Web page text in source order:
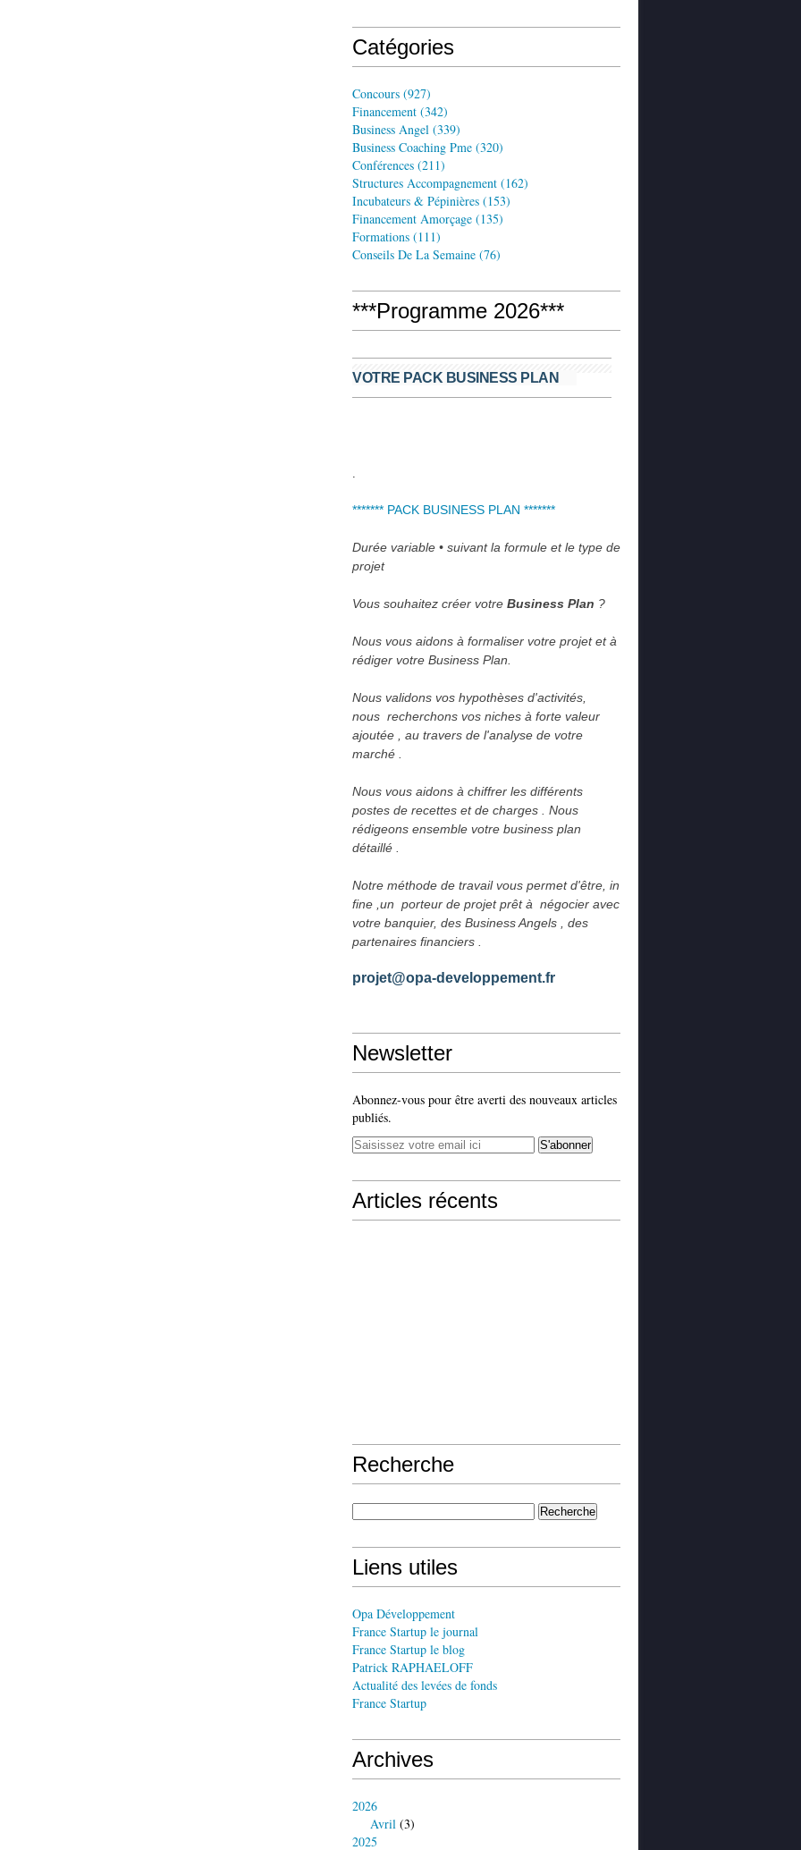
Catégories
Concours (927)
Financement (342)
Business Angel (339)
Business Coaching Pme (320)
Conférences (211)
Structures Accompagnement (162)
Incubateurs & Pépinières (153)
Financement Amorçage (135)
Formations (111)
Conseils De La Semaine (76)
***Programme 2026***
VOTRE PACK BUSINESS PLAN
.
******* PACK BUSINESS PLAN *******
Durée variable • suivant la formule et le type de
projet
Vous souhaitez créer votre Business Plan ?
Nous vous aidons à formaliser votre projet et à
rédiger votre Business Plan.
Nous validons vos hypothèses d'activités,
nous  recherchons vos niches à forte valeur
ajoutée , au travers de l'analyse de votre
marché .
Nous vous aidons à chiffrer les différents
postes de recettes et de charges . Nous
rédigeons ensemble votre business plan
détaillé .
Notre méthode de travail vous permet d'être, in
fine ,un  porteur de projet prêt à  négocier avec
votre banquier, des Business Angels , des
partenaires financiers .
projet@opa-developpement.fr
Newsletter
Abonnez-vous pour être averti des nouveaux articles
publiés.
Articles récents
Recherche
Liens utiles
Opa Développement
France Startup le journal
France Startup le blog
Patrick RAPHAELOFF
Actualité des levées de fonds
France Startup
Archives
2026
Avril (3)
2025